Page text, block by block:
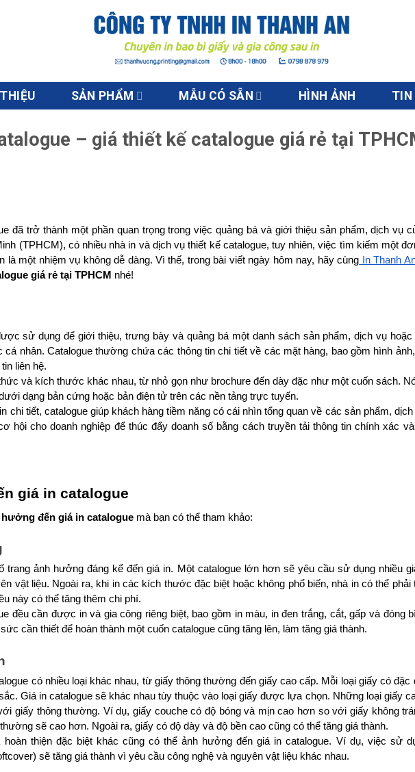
SẢN PHẨM MẪU CÓ SẴN HÌNH ẢNH TIN
– giá thiết kế catalogue giá rẻ tại
đã trở thành một phần quan trọng trong việc quảng bá và giới thiệu sản phẩm, dịch vụ
(TPHCM), có nhiều nhà in và dịch vụ thiết kế catalogue, tuy nhiên, việc tìm kiếm một
một nhiệm vụ không dễ dàng. Vì thế, trong bài viết ngày hôm nay, hãy cùng In Thanh
giá rẻ tại TPHCM nhé!
sử dụng để giới thiệu, trưng bày và quảng bá một danh sách sản phẩm, dịch vụ hoặc
cá nhân. Catalogue thường chứa các thông tin chi tiết về các mặt hàng, bao gồm hình
liên hệ.
và kích thước khác nhau, từ nhỏ gọn như brochure đến dày đặc như một cuốn sách.
dạng bản cứng hoặc bản điện tử trên các nền tảng trực tuyến.
chi tiết, catalogue giúp khách hàng tiềm năng có cái nhìn tổng quan về các sản phẩm,
hội cho doanh nghiệp để thúc đẩy doanh số bằng cách truyền tải thông tin chính xác
giá in catalogue
đến giá in catalogue mà bạn có thể tham khảo:
trang ảnh hưởng đáng kể đến giá in. Một catalogue lớn hơn sẽ yêu cầu sử dụng nhiều
vật liệu. Ngoài ra, khi in các kích thước đặc biệt hoặc không phổ biến, nhà in có thể phải
này có thể tăng thêm chi phí.
đều cần được in và gia công riêng biệt, bao gồm in màu, in đen trắng, cắt, gấp và đóng
cần thiết để hoàn thành một cuốn catalogue cũng tăng lên, làm tăng giá thành.
có nhiều loại khác nhau, từ giấy thông thường đến giấy cao cấp. Mỗi loại giấy có đặc
Giá in catalogue sẽ khác nhau tùy thuộc vào loại giấy được lựa chọn. Những loại giấy
giấy thông thường. Ví dụ, giấy couche có độ bóng và mịn cao hơn so với giấy không
sẽ cao hơn. Ngoài ra, giấy có độ dày và độ bền cao cũng có thể tăng giá thành.
hoàn thiện đặc biệt khác cũng có thể ảnh hưởng đến giá in catalogue. Ví dụ, việc sử
sẽ tăng giá thành vì yêu cầu công nghệ và nguyên vật liệu khác nhau.